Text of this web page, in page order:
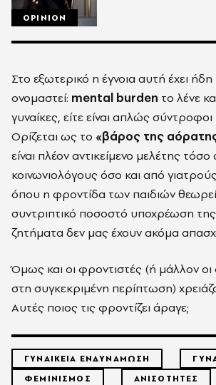
OPINION
Στο εξωτερικό η έγνοια αυτή έχει
ονομαστεί: mental burden το λένε
γυναίκες, είτε είναι απλώς
Ορίζεται ως το «βάρος της
είναι πλέον αντικείμενο μελέτης
κοινωνιολόγους όσο και από
όπου η φροντίδα των παιδιών
συντριπτικό ποσοστό υποχρέωση
ζητήματα δεν μας έχουν ακόμα
Όμως και οι φροντιστές (ή μάλλον οι
στη συγκεκριμένη περίπτωση)
Αυτές ποιος τις φροντίζει άραγε;
ΓΥΝΑΙΚΕΙΑ ΕΝΔΥΝΑΜΩΣΗ
ΦΕΜΙΝΙΣΜΟΣ
ΑΝΙΣΟΤΗΤΕΣ